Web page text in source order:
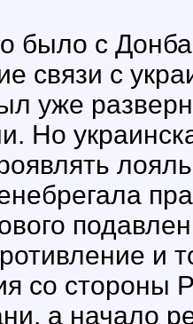
было с
связи с
уже
Но
и
со стороны
а начало